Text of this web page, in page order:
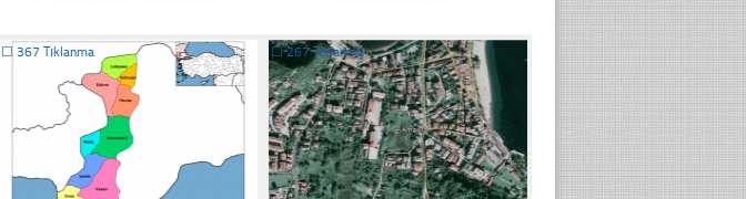
☐ 367 Tıklanma ☐267 Tıklanma